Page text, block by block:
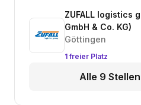
ZUFALL logistics
GmbH & Co. KG)
Göttingen
1 freier Platz
Alle 9